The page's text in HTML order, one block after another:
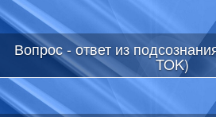
Вопрос - ответ из
TOK)